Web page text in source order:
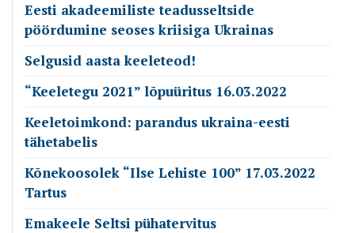
Eesti akadeemiliste teadusseltside
pöördumine seoses kriisiga Ukrainas
Selgusid aasta keeleteod!
“Keeletegu 2021” lõpuüritus 16.03.2022
Keeletoimkond: parandus ukraina-eesti
tähetabelis
Kõnekoosolek “Ilse Lehiste 100” 17.03.2022
Tartus
Emakeele Seltsi pühatervitus